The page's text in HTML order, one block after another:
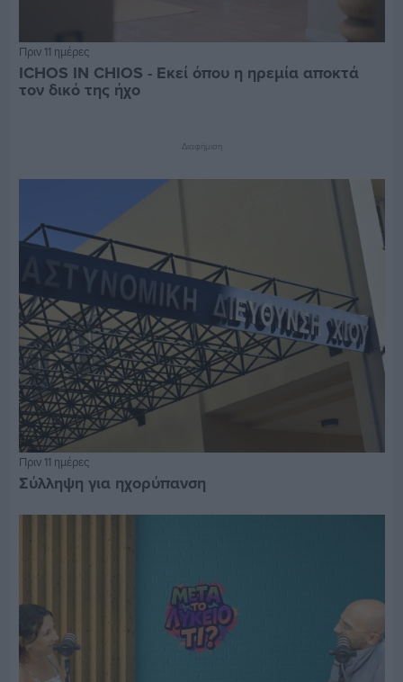
Πριν 11 ημέρες
ICHOS IN CHIOS - Εκεί όπου η ηρεμία αποκτά
τον δικό της ήχο
Διαφήμιση
Πριν 11 ημέρες
Σύλληψη για ηχορύπανση